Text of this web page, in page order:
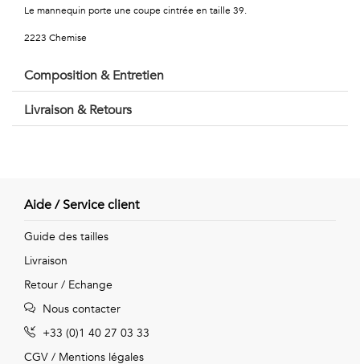
Vintage
Voir
tout
Le mannequin porte une coupe cintrée en taille 39.
2223 Chemise
Composition & Entretien
Livraison & Retours
Aide / Service client
Guide des tailles
Livraison
Retour / Echange
Nous contacter
+33 (0)1 40 27 03 33
CGV / Mentions légales